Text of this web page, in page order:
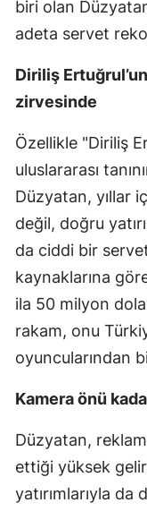
biri olan
adeta servet
Diriliş
zirvesinde
Özellikle "Diriliş
uluslararası
Düzyatan, yıllar
değil, doğru
da ciddi bir
kaynaklarına
ila 50 milyon
rakam, onu
oyuncularından
Kamera önü
Düzyatan,
ettiği yüksek
yatırımlarıyla